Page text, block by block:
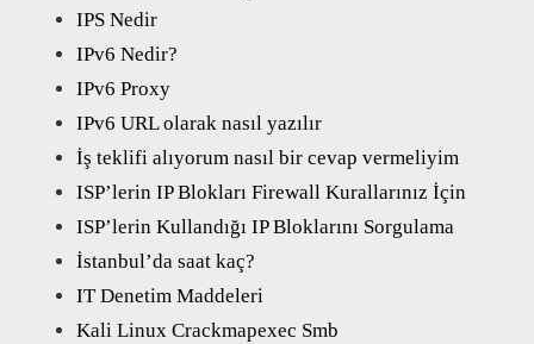
IPS Nedir
IPv6 Nedir?
IPv6 Proxy
IPv6 URL olarak nasıl yazılır
İş teklifi alıyorum nasıl bir cevap vermeliyim
ISP’lerin IP Blokları Firewall Kurallarınız İçin
ISP’lerin Kullandığı IP Bloklarını Sorgulama
İstanbul’da saat kaç?
IT Denetim Maddeleri
Kali Linux Crackmapexec Smb